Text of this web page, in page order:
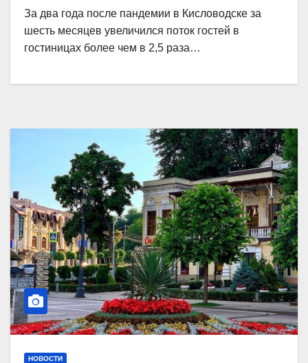
За два года после пандемии в Кисловодске за
шесть месяцев увеличился поток гостей в
гостиницах более чем в 2,5 раза…
НОВОСТИ